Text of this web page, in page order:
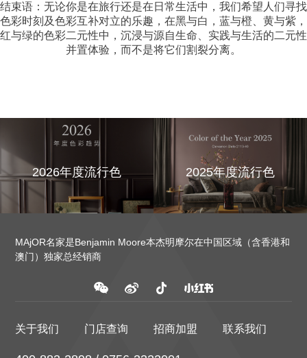
结束语：无论你是在旅行还是在日常生活中，我们希望人们寻找
色彩时刻及色彩互补对立的乐趣，在黑与白，蓝与橙、黄与紫，
红与绿的色彩二元性中，沉浸与源自生命、实践与生活的二元性
并置体验，而不是将它们割裂分离。
2026年度流行色 2025年度流行色
MAjOR名家是Benjamin Moore本杰明摩尔在中国区域（含香港和
澳门）独家总经销商
关于我们 门店查询 招商加盟 联系我们